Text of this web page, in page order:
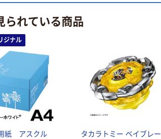
られている商品
ジナル
紙 アスクル
タカラトミー ベイブレー
スクル限定】
ニトリルグ
ブ ブル
なし（パ
ダーフリー）
ーパータオル
判・シングル
紙 200枚
認証紙 アス
ルオリジナル
（税込）